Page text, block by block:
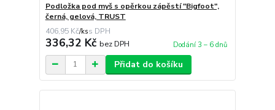
Podložka pod myš s opěrkou zápěstí "Bigfoot",
černá, gelová, TRUST
406,95 Kč/ks
336,32 Kč bez DPH Dodání 3 – 6 dnů
Přidat do košíku